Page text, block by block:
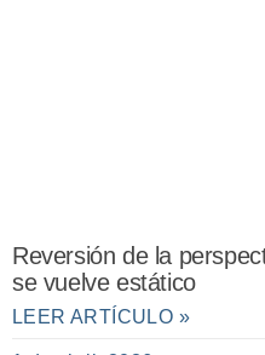
Reversión de la
se vuelve estático
LEER ARTÍCULO »